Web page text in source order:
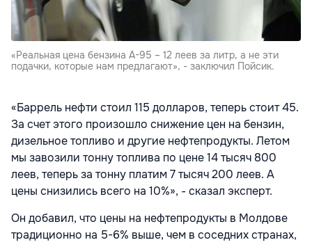
«Реальная цена бензина А-95 – 12 леев за литр, а не эти
подачки, которые нам предлагают», - заключил Пойсик.
«Баррель нефти стоил 115 долларов, теперь стоит 45.
За счет этого произошло снижение цен на бензин,
дизельное топливо и другие нефтепродукты. Летом
мы завозили тонну топлива по цене 14 тысяч 800
леев, теперь за тонну платим 7 тысяч 200 леев. А
цены снизились всего на 10%», - сказал эксперт.
Он добавил, что цены на нефтепродукты в Молдове
традиционно на 5-6% выше, чем в соседних странах,